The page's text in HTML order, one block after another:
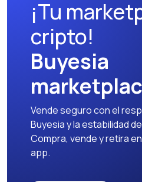
Camisetas y polos
Otro
¡Tu
cripto!
Buyesia
Vende seguro con el
Buyesia y la estabilidad
Compra, vende y retira
app.